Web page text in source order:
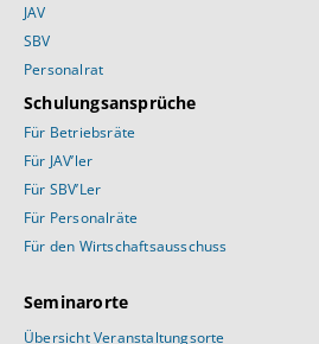
JAV
SBV
Personalrat
Schulungsansprüche
Für Betriebsräte
Für JAV’ler
Für SBV’Ler
Für Personalräte
Für den Wirtschaftsausschuss
Seminarorte
Übersicht Veranstaltungsorte